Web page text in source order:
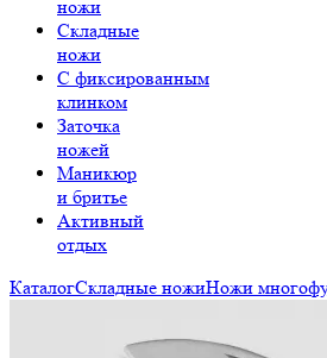
ножи
Складные
ножи
C фиксированным
клинком
Заточка
ножей
Маникюр
и бритье
Активный
отдых
КаталогСкладные ножиНожи